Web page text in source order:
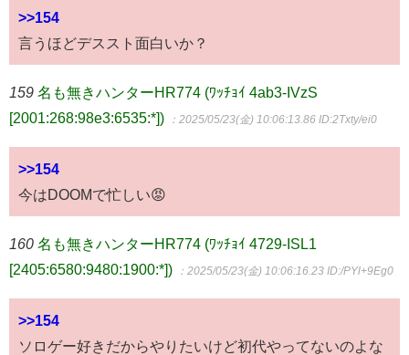
>>154
言うほどデススト面白いか？
159 名も無きハンターHR774 (ﾜｯﾁｮｲ 4ab3-IVzS
[2001:268:98e3:6535:*])
：2025/05/23(金) 10:06:13.86 ID:2Txty/ei0
>>154
今はDOOMで忙しい😡
160 名も無きハンターHR774 (ﾜｯﾁｮｲ 4729-ISL1
[2405:6580:9480:1900:*])
：2025/05/23(金) 10:06:16.23 ID:/PYl+9Eg0
>>154
ソロゲー好きだからやりたいけど初代やってないのよな